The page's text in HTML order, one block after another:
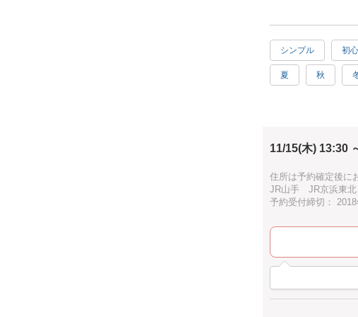
ガラスプレートは
るのにも使えます…
写真4、5枚目の様に
シンプル 初
夏 秋
11/15(木) 13:30
住所は予約確定後に
JR山手 JR京浜東
予約受付締切：